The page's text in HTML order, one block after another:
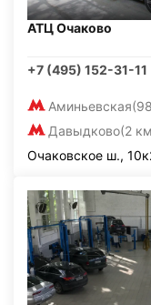
АТЦ Очаково
+7 (495) 152-31-11
Аминьевская
Давыдково(2
Очаковское ш.,